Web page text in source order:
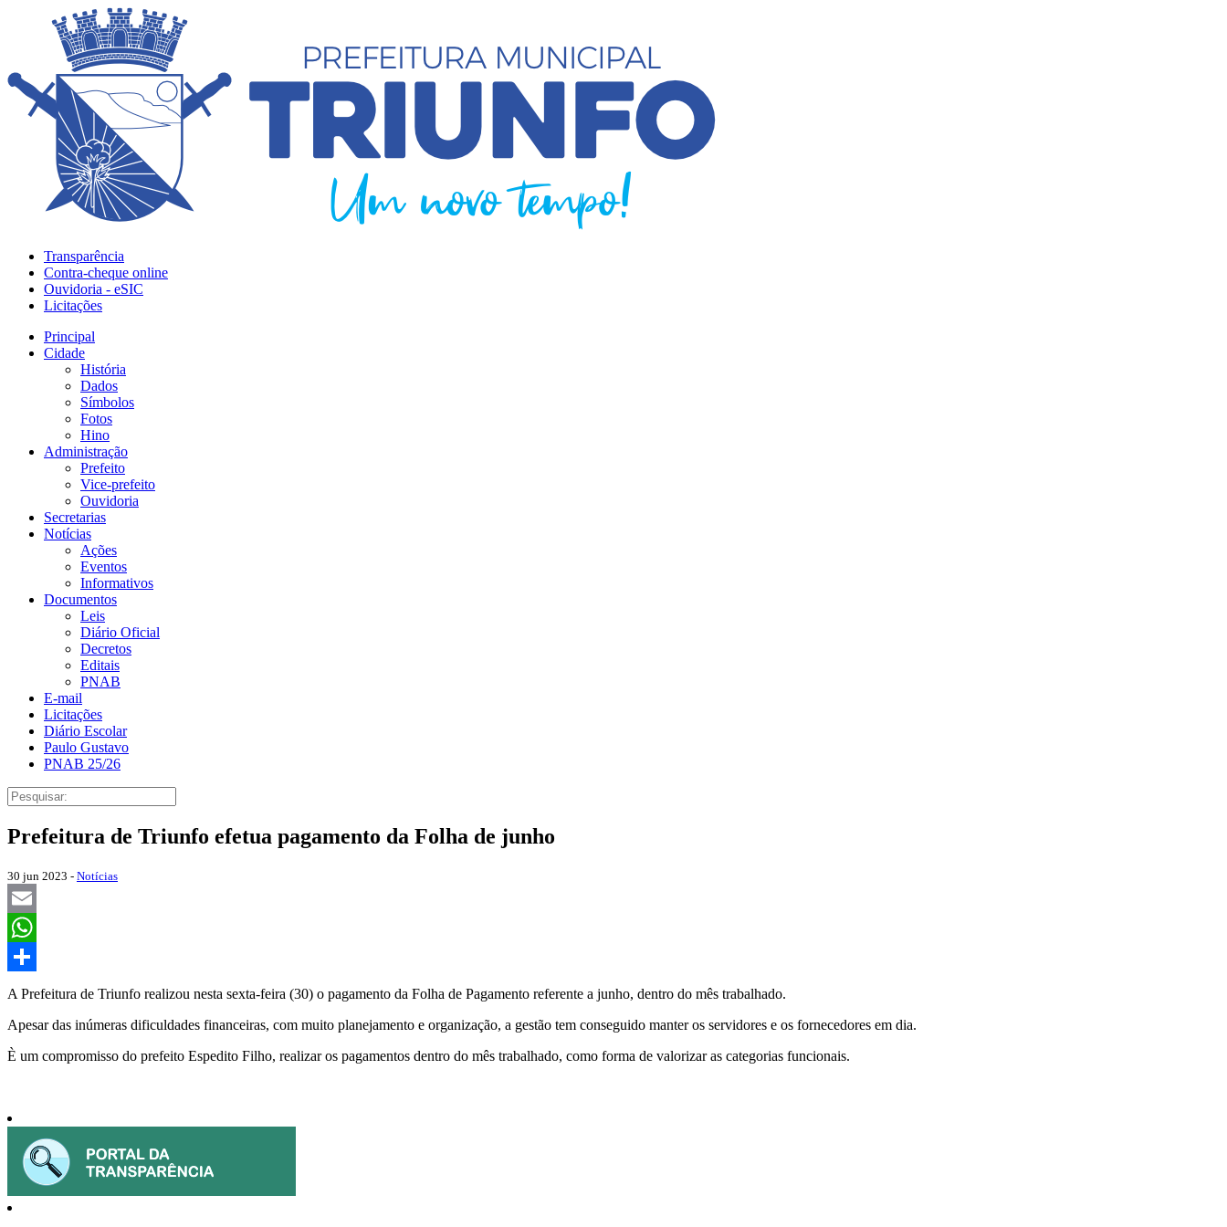
Transparência
Contra-cheque online
Ouvidoria - eSIC
Licitações
Principal
Cidade
História
Dados
Símbolos
Fotos
Hino
Administração
Prefeito
Vice-prefeito
Ouvidoria
Secretarias
Notícias
Ações
Eventos
Informativos
Documentos
Leis
Diário Oficial
Decretos
Editais
PNAB
E-mail
Licitações
Diário Escolar
Paulo Gustavo
PNAB 25/26
Prefeitura de Triunfo efetua pagamento da Folha de junho
30 jun 2023 - Notícias
Email
WhatsApp
Share
A Prefeitura de Triunfo realizou nesta sexta-feira (30) o pagamento da Folha de Pagamento referente a junho, dentro do mês trabalhado.
Apesar das inúmeras dificuldades financeiras, com muito planejamento e organização, a gestão tem conseguido manter os servidores e os fornecedores em dia.
È um compromisso do prefeito Espedito Filho, realizar os pagamentos dentro do mês trabalhado, como forma de valorizar as categorias funcionais.